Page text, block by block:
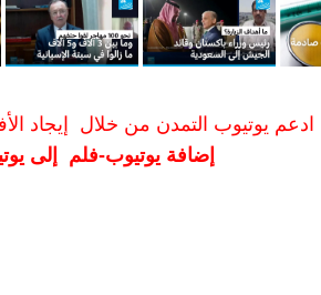
ادعم يوتيوب التمدن من خلال إيجاد
إضافة يوتيوب-فلم إلى